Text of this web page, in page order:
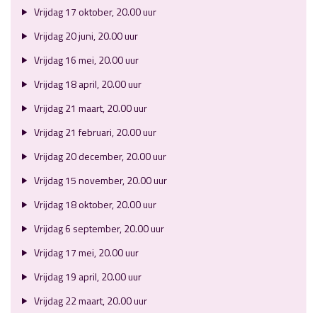
Vrijdag 17 oktober, 20.00 uur
Vrijdag 20 juni, 20.00 uur
Vrijdag 16 mei, 20.00 uur
Vrijdag 18 april, 20.00 uur
Vrijdag 21 maart, 20.00 uur
Vrijdag 21 februari, 20.00 uur
Vrijdag 20 december, 20.00 uur
Vrijdag 15 november, 20.00 uur
Vrijdag 18 oktober, 20.00 uur
Vrijdag 6 september, 20.00 uur
Vrijdag 17 mei, 20.00 uur
Vrijdag 19 april, 20.00 uur
Vrijdag 22 maart, 20.00 uur